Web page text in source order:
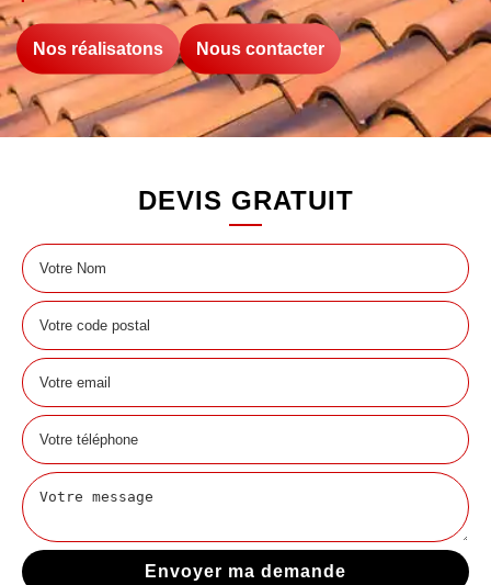
Nos réalisatons Nous contacter
DEVIS GRATUIT